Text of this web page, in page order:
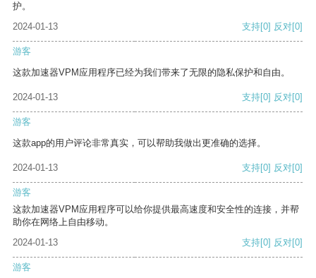
护。
2024-01-13
支持[0] 反对[0]
游客
这款加速器VPM应用程序已经为我们带来了无限的隐私保护和自由。
2024-01-13 支持[0] 反对[0]
游客
这款app的用户评论非常真实，可以帮助我做出更准确的选择。
2024-01-13 支持[0] 反对[0]
游客
这款加速器VPM应用程序可以给你提供最高速度和安全性的连接，并帮
助你在网络上自由移动。
2024-01-13
支持[0] 反对[0]
游客